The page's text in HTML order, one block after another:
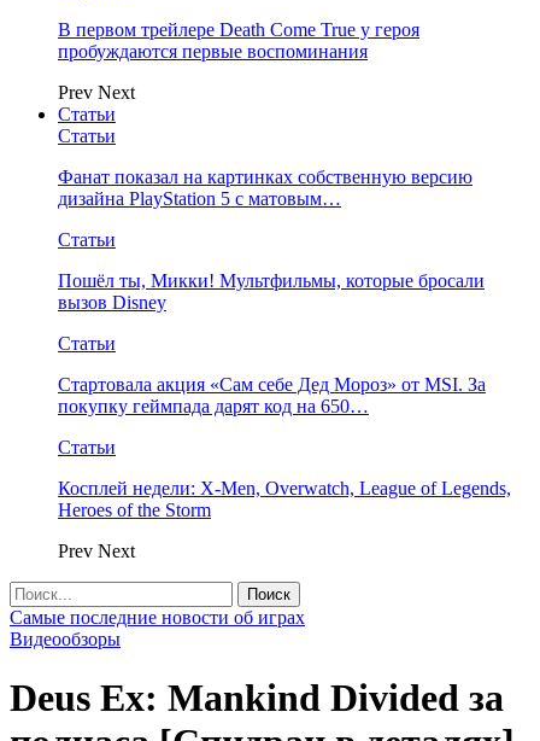
В первом трейлере Death Come True у героя
пробуждаются первые воспоминания
Prev Next
Статьи
Статьи
Фанат показал на картинках собственную версию
дизайна PlayStation 5 с матовым…
Статьи
Пошёл ты, Микки! Мультфильмы, которые бросали
вызов Disney
Статьи
Стартовала акция «Сам себе Дед Мороз» от MSI. За
покупку геймпада дарят код на 650…
Статьи
Косплей недели: X-Men, Overwatch, League of Legends,
Heroes of the Storm
Prev Next
Самые последние новости об играх
Видеообзоры
Deus Ex: Mankind Divided за